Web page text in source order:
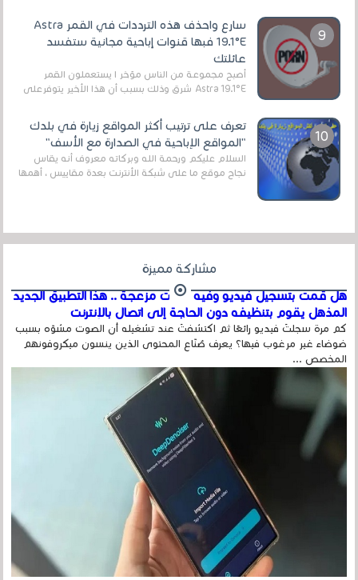
سارع واحذف هذه الترددات في القمر Astra
19.1°E فبها قنوات إباحية مجانية ستفسد
عائلتك
أصبح مجموعة من الناس مؤخر ا يستعملون القمر
Astra 19.1°E شرق وذلك بسبب أن هذا الأخير يتوفرعلى
تعرف على ترتيب أكثر المواقع زيارة في بلدك
"المواقع الإباحية في الصدارة مع الأسف"
السلام عليكم ورحمة الله وبركاته معروف أنه يقاس
نجاح موقع ما على شبكة الأنترنت بعدة مقاييس ، أهمها
مشاركة مميزة
هل قمت بتسجيل فيديو وفيه أصوت مزعجة .. هذا التطبيق الجديد
المذهل يقوم بتنظيفه دون الحاجة إلى اتصال بالإنترنت
كم مرة سجلتَ فيديو رائعًا ثم اكتشفتَ عند تشغيله أن الصوت مشوّه بسبب
ضوضاء غير مرغوب فيها؟ يعرف صُنّاع المحتوى الذين ينسون ميكروفونهم
المخصص ...